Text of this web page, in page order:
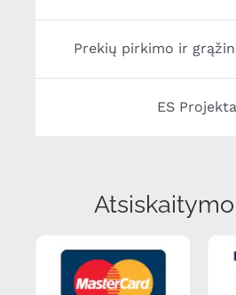
Prekių pirkimo ir
ES